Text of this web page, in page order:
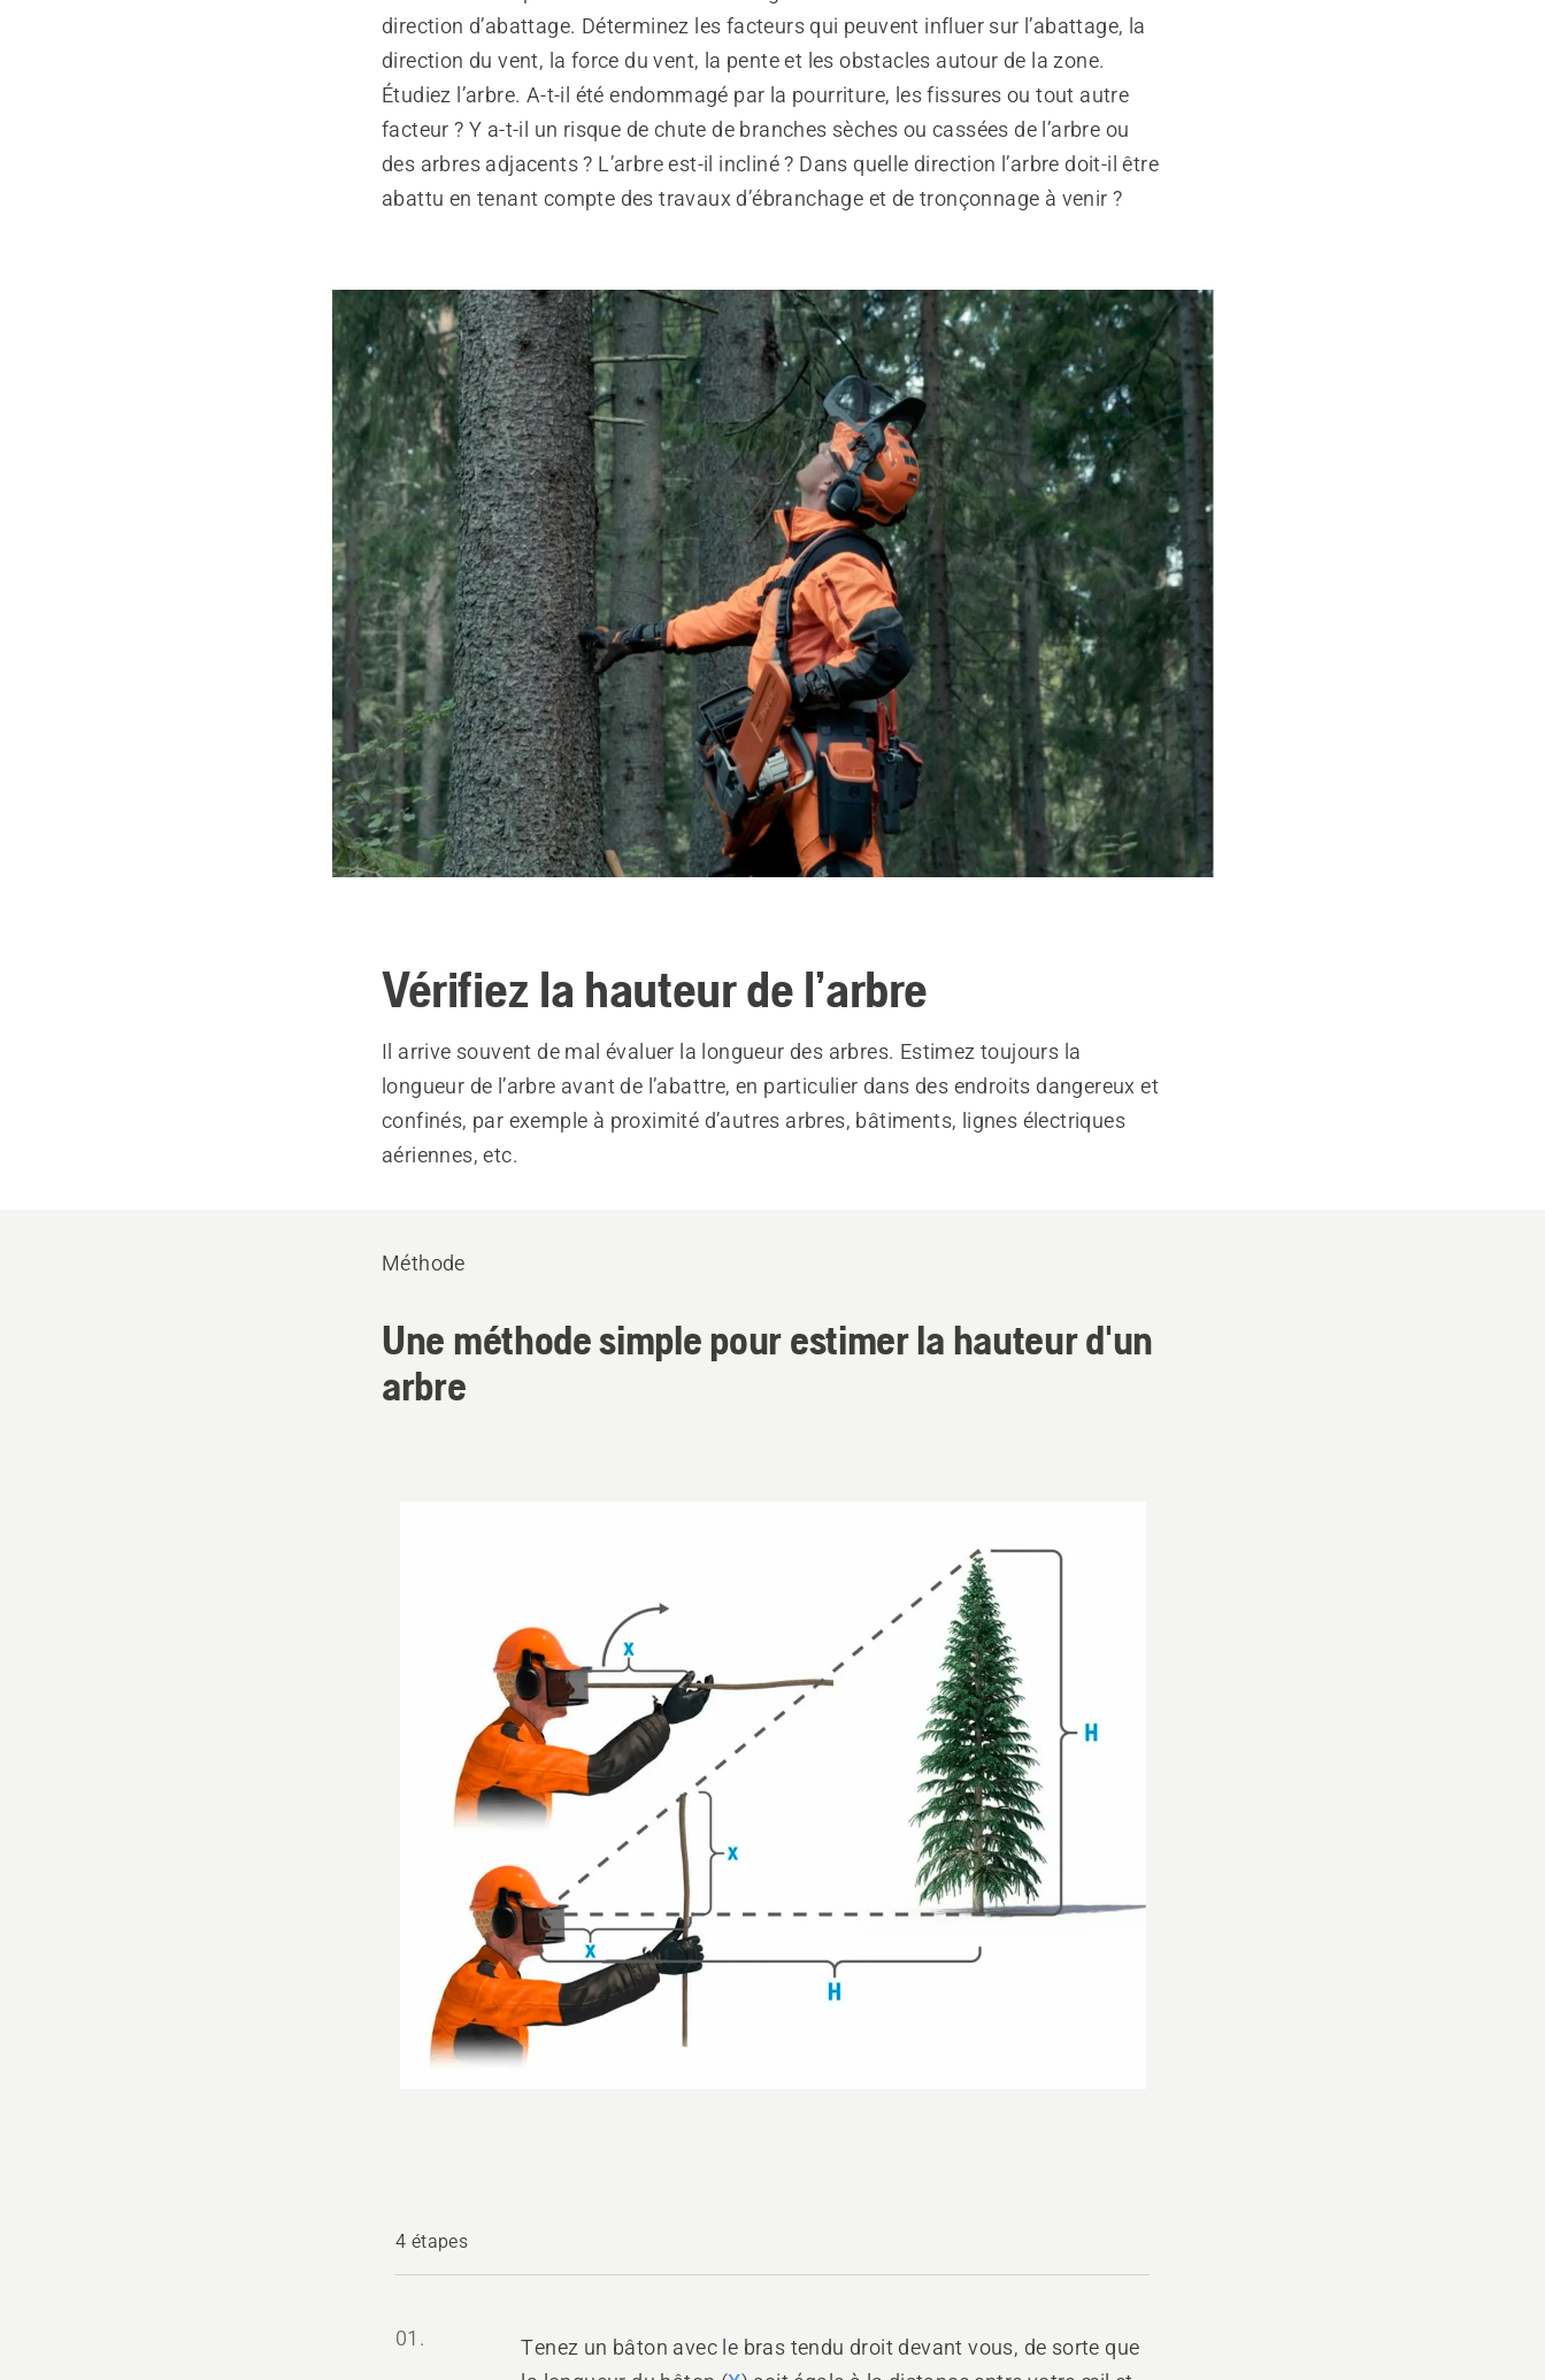
direction d’abattage. Déterminez les facteurs qui peuvent influer sur l’abattage, la
direction du vent, la force du vent, la pente et les obstacles autour de la zone.
Étudiez l’arbre. A-t-il été endommagé par la pourriture, les fissures ou tout autre
facteur ? Y a-t-il un risque de chute de branches sèches ou cassées de l’arbre ou
des arbres adjacents ? L’arbre est-il incliné ? Dans quelle direction l’arbre doit-il être
abattu en tenant compte des travaux d’ébranchage et de tronçonnage à venir ?
Vérifiez la hauteur de l’arbre
Il arrive souvent de mal évaluer la longueur des arbres. Estimez toujours la
longueur de l’arbre avant de l’abattre, en particulier dans des endroits dangereux et
confinés, par exemple à proximité d’autres arbres, bâtiments, lignes électriques
aériennes, etc.
Méthode
Une méthode simple pour estimer la hauteur d'un
arbre
4 étapes
01.
Tenez un bâton avec le bras tendu droit devant vous, de sorte que